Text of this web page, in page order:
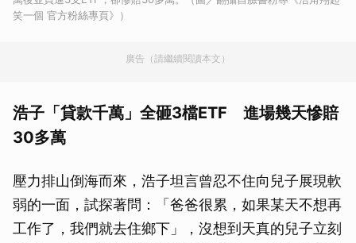
笑一個 官方粉絲專頁》）
廣告（請繼續閱讀本文）
浩子「貸款千萬」全砸3檔ETF 進場幾天慘賠
30多萬
壓力排山倒海而來，浩子坦言曾忍不住向兒子展現軟
弱的一面，試探著問：「爸爸很累，如果某天不想再
工作了，我們就去住鄉下」，沒想到天真的兒子立刻